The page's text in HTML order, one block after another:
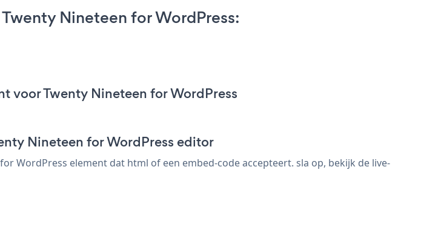
Nineteen for WordPress:
voor Twenty Nineteen for WordPress
Nineteen for WordPress editor
WordPress element dat html of een embed-code accepteert. sla op, bekijk de live-